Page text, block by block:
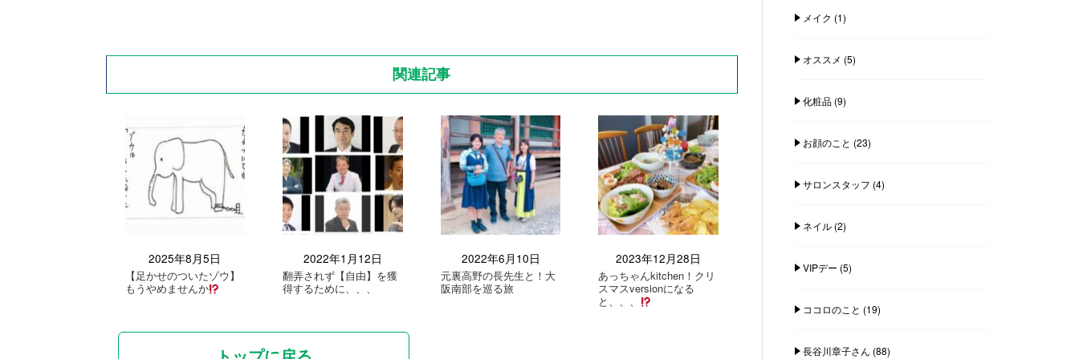
関連記事
2025年8月5日
【足かせのついたゾウ】
もうやめませんか
2022年1月12日
翻弄されず【自由】を獲
得するために、、、
2022年6月10日
元裏高野の長先生と！大
阪南部を巡る旅
2023年12月28日
あっちゃんkitchen！クリ
スマスversionになる
と、、、
メイク (1)
オススメ (5)
化粧品(9)
お顔のこと (23)
サロンスタッフ (4)
ネイル(2)
VIPデー (5)
ココロのこと (19)
長谷川章子さん (88)